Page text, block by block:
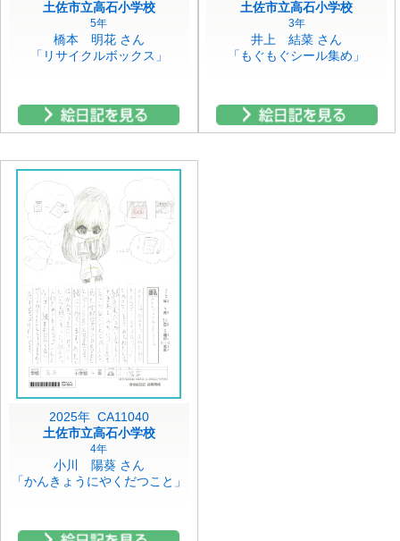
土佐市立高石小学校
5年
橋本 明花 さん
「リサイクルボックス」
土佐市立高石小学校
3年
井上 結菜 さん
「もぐもぐシール集め」
2025年 CA11040
土佐市立高石小学校
4年
小川 陽葵 さん
「かんきょうにやくだつこと」